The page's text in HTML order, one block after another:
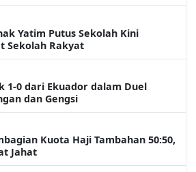
Yatim Putus Sekolah Kini
Sekolah Rakyat
1-0 dari Ekuador dalam Duel
dan Gengsi
Kuota Haji Tambahan 50:50,
Jahat